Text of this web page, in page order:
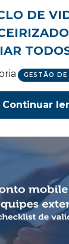
DE
GESTÃO DE
Continuar